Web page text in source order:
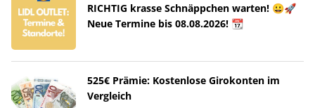
RICHTIG krasse Schnäppchen warten! 😀🚀
Neue Termine bis 08.08.2026! 📆
525€ Prämie: Kostenlose Girokonten im
Vergleich